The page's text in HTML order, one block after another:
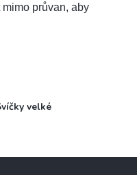
průvan, aby
velké